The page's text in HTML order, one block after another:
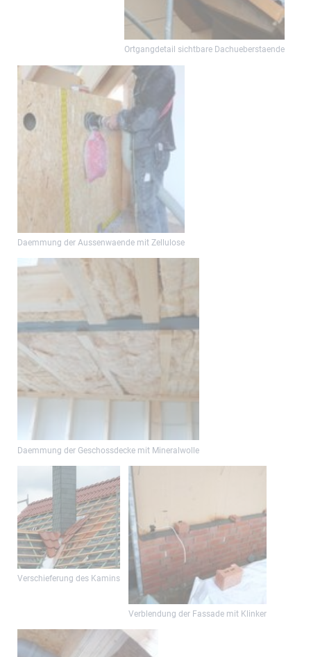
Ortgangdetail sichtbare Dachueberstaende
Daemmung der Aussenwaende mit Zellulose
Daemmung der Geschossdecke mit Mineralwolle
Verschieferung des Kamins
Verblendung der Fassade mit Klinker